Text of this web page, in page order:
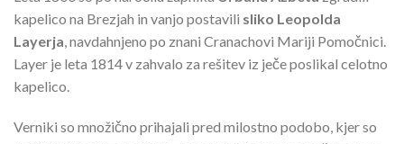
kapelico na Brezjah in vanjo postavili sliko Leopolda
Layerja , navdahnjeno po znani Cranachovi Mariji Pomočnici.
Layer je leta 1814 v zahvalo za rešitev iz ječe poslikal celotno
kapelico.
Verniki so množično prihajali pred milostno podobo, kjer so